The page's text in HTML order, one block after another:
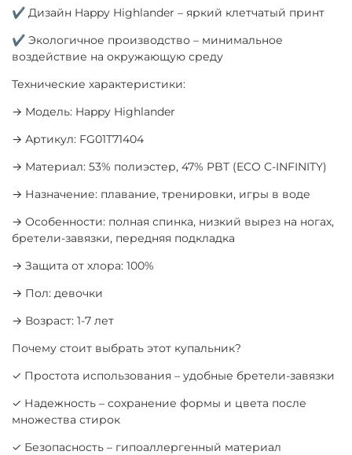
✔ Дизайн Happy Highlander – яркий клетчатый принт
✔ Экологичное производство – минимальное
воздействие на окружающую среду
Технические характеристики:
→ Модель: Happy Highlander
→ Артикул: FG01T71404
→ Материал: 53% полиэстер, 47% PBT (ECO C-INFINITY)
→ Назначение: плавание, тренировки, игры в воде
→ Особенности: полная спинка, низкий вырез на ногах,
бретели-завязки, передняя подкладка
→ Защита от хлора: 100%
→ Пол: девочки
→ Возраст: 1-7 лет
Почему стоит выбрать этот купальник?
✓ Простота использования – удобные бретели-завязки
✓ Надежность – сохранение формы и цвета после
множества стирок
✓ Безопасность – гипоаллергенный материал